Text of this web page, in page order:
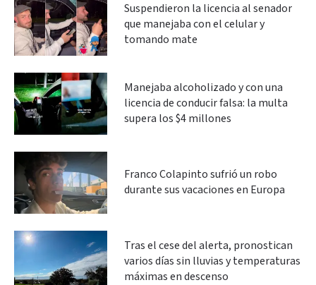
Suspendieron la licencia al senador
que manejaba con el celular y
tomando mate
Manejaba alcoholizado y con una
licencia de conducir falsa: la multa
supera los $4 millones
Franco Colapinto sufrió un robo
durante sus vacaciones en Europa
Tras el cese del alerta, pronostican
varios días sin lluvias y temperaturas
máximas en descenso